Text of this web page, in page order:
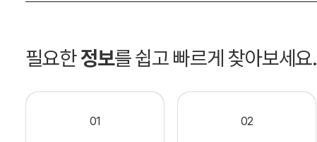
필요한정보를 쉽고 빠르게 찾아보세요.
01 02